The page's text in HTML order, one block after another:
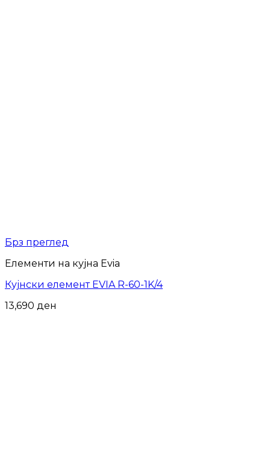
Брз преглед
Елементи на кујна Evia
Кујнски елемент EVIA R-60-1K/4
13,690 ден